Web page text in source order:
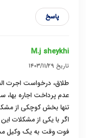
پاسخ
M.j sheykhi
تاریخ ۱۴۰۳/۱۱/۲۹
طلاق، درخواست اجرت
عدم پرداخت اجاره
تنها بخش کوچکی از
اگر با یکی از مشکلات
فوت وقت به یک وکیل